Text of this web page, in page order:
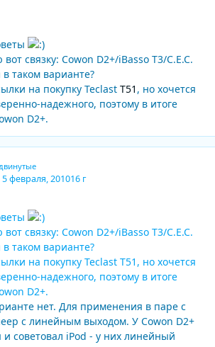
связку: Cowon D2+/iBasso T3/С.Е.С.
таком варианте?
на покупку Teclast T51 , но хочется
надежного, поэтому в итоге
D2+.
5 февраля, 201016 г
связку: Cowon D2+/iBasso T3/С.Е.С.
таком варианте?
на покупку Teclast T51, но хочется
надежного, поэтому в итоге
D2+.
нет. Для применения в паре с
с линейным выходом. У Cowon D2+
и советовал iPod - у них линейный